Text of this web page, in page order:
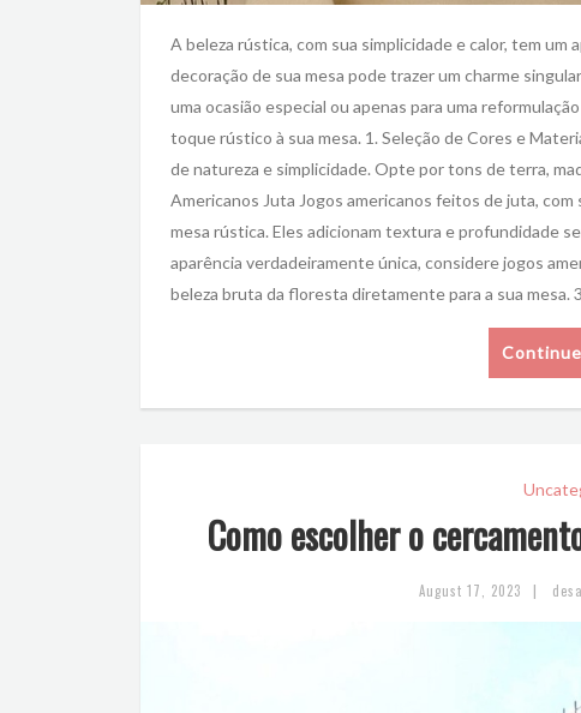
A beleza rústica, com sua simplicidade e calor, tem
decoração de sua mesa pode trazer um charme
uma ocasião especial ou apenas para uma
toque rústico à sua mesa. 1. Seleção de Cores e
de natureza e simplicidade. Opte por tons de terra,
Americanos Juta Jogos americanos feitos de juta,
mesa rústica. Eles adicionam textura e profundidade
aparência verdadeiramente única, considere jogos
beleza bruta da floresta diretamente para a sua mesa.
Como escolher o
August 17, 2023 |